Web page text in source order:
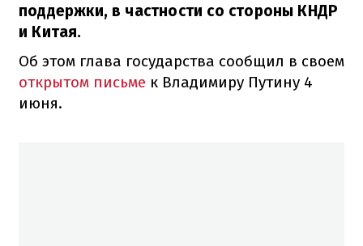
поддержки, в частности со стороны КНДР
и Китая.
Об этом глава государства сообщил в своем
открытом письме к Владимиру Путину 4
июня.